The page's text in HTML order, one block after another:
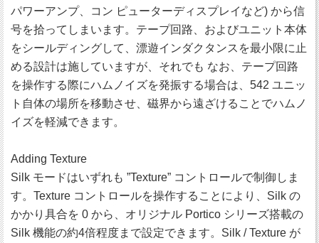
パワーアンプ、コン ピューターディスプレイなど) から信
号を拾ってしまいます。テープ回路、およびユニット本体
をシールディングして、漂遊インダクタンスを最小限に止
める設計は施していますが、それでも なお、テープ回路
を操作する際にハムノイズを発振する場合は、542 ユニッ
ト自体の場所を移動させ、磁界から遠ざけることでハムノ
イズを軽減できます。
Adding Texture
Silk モードはいずれも ”Texture” コントロールで制御しま
す。Texture コントロールを操作することにより、Silk の
かかり具合を 0 から、オリジナル Portico シリーズ搭載の
Silk 機能の約4倍程度まで設定できます。Silk / Texture が